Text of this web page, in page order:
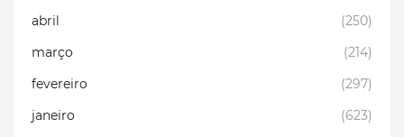
abril
(250)
março
(214)
fevereiro
(297)
janeiro
(623)